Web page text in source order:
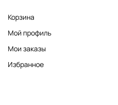
Корзина
Мой профиль
Мои заказы
Избранное